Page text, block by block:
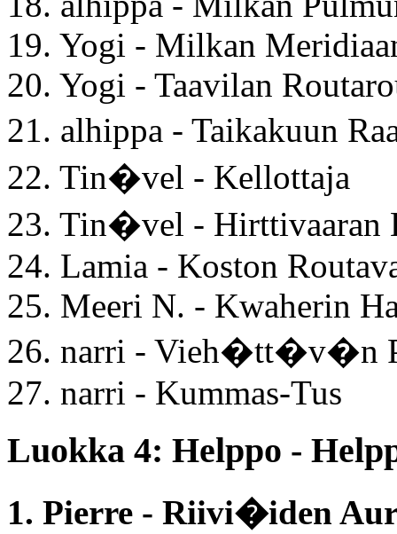
19. Yogi - Milkan
20. Yogi - Taavilan
21. alhippa - Taikakuun
22. Tin�vel - Kellottaja
23. Tin�vel - Hirttivaaran
24. Lamia - Koston
25. Meeri N. - Kwaherin
26. narri - Vieh�tt�v�n
27. narri - Kummas-Tus
Luokka 4: Helppo -
1. Pierre - Riivi�iden